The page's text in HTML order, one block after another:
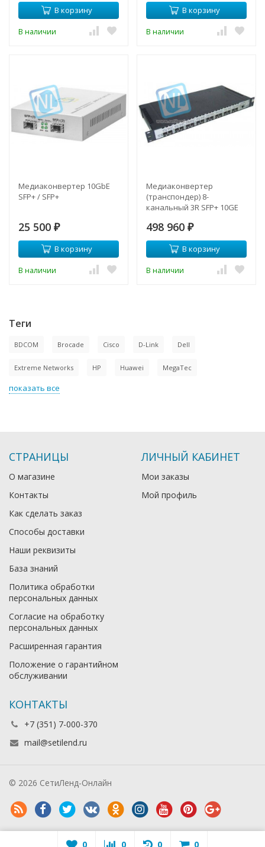
В корзину
В наличии
В корзину
В наличии
Медиаконвертер 10GbE
SFP+ / SFP+
25 500 ₽
В корзину
В наличии
Медиаконвертер
(транспондер) 8-
канальный 3R SFP+ 10GE
498 960 ₽
В корзину
В наличии
Теги
BDCOM Brocade Cisco D-Link Dell
Extreme Networks HP Huawei MegaTec
показать все
СТРАНИЦЫ
О магазине
Контакты
Как сделать заказ
Способы доставки
Наши реквизиты
База знаний
Политика обработки
персональных данных
Согласие на обработку
персональных данных
Расширенная гарантия
Положение о гарантийном
обслуживании
ЛИЧНЫЙ КАБИНЕТ
Мои заказы
Мой профиль
КОНТАКТЫ
+7 (351) 7-000-370
mail@setilend.ru
© 2026 СетиЛенд-Онлайн
0 0 0 0